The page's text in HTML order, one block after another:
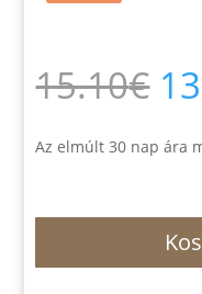
15.10€
Az elmúlt 30 nap ára
Kegyelem
és